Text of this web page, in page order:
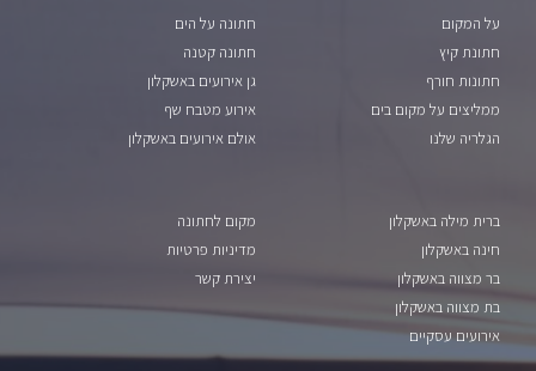
על המקום
חתונת קיץ
חתונות חורף
ממליצים על מקום בים
הגלריה שלנו
חתונה על הים
חתונה קטנה
גן אירועים באשקלון
אירוע מטבח שף
אולם אירועים באשקלון
ברית מילה באשקלון
חינה באשקלון
בר מצווה באשקלון
בת מצווה באשקלון
אירועים עסקיים
מקום לחתונה
מדיניות פרטיות
יצירת קשר